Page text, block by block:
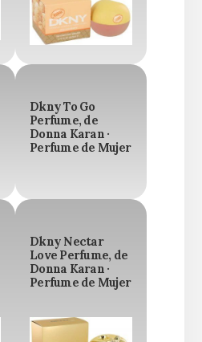
Dkny To Go
Perfume, de
Donna Karan ·
Perfume de Mujer
Dkny Nectar
Love Perfume, de
Donna Karan ·
Perfume de Mujer